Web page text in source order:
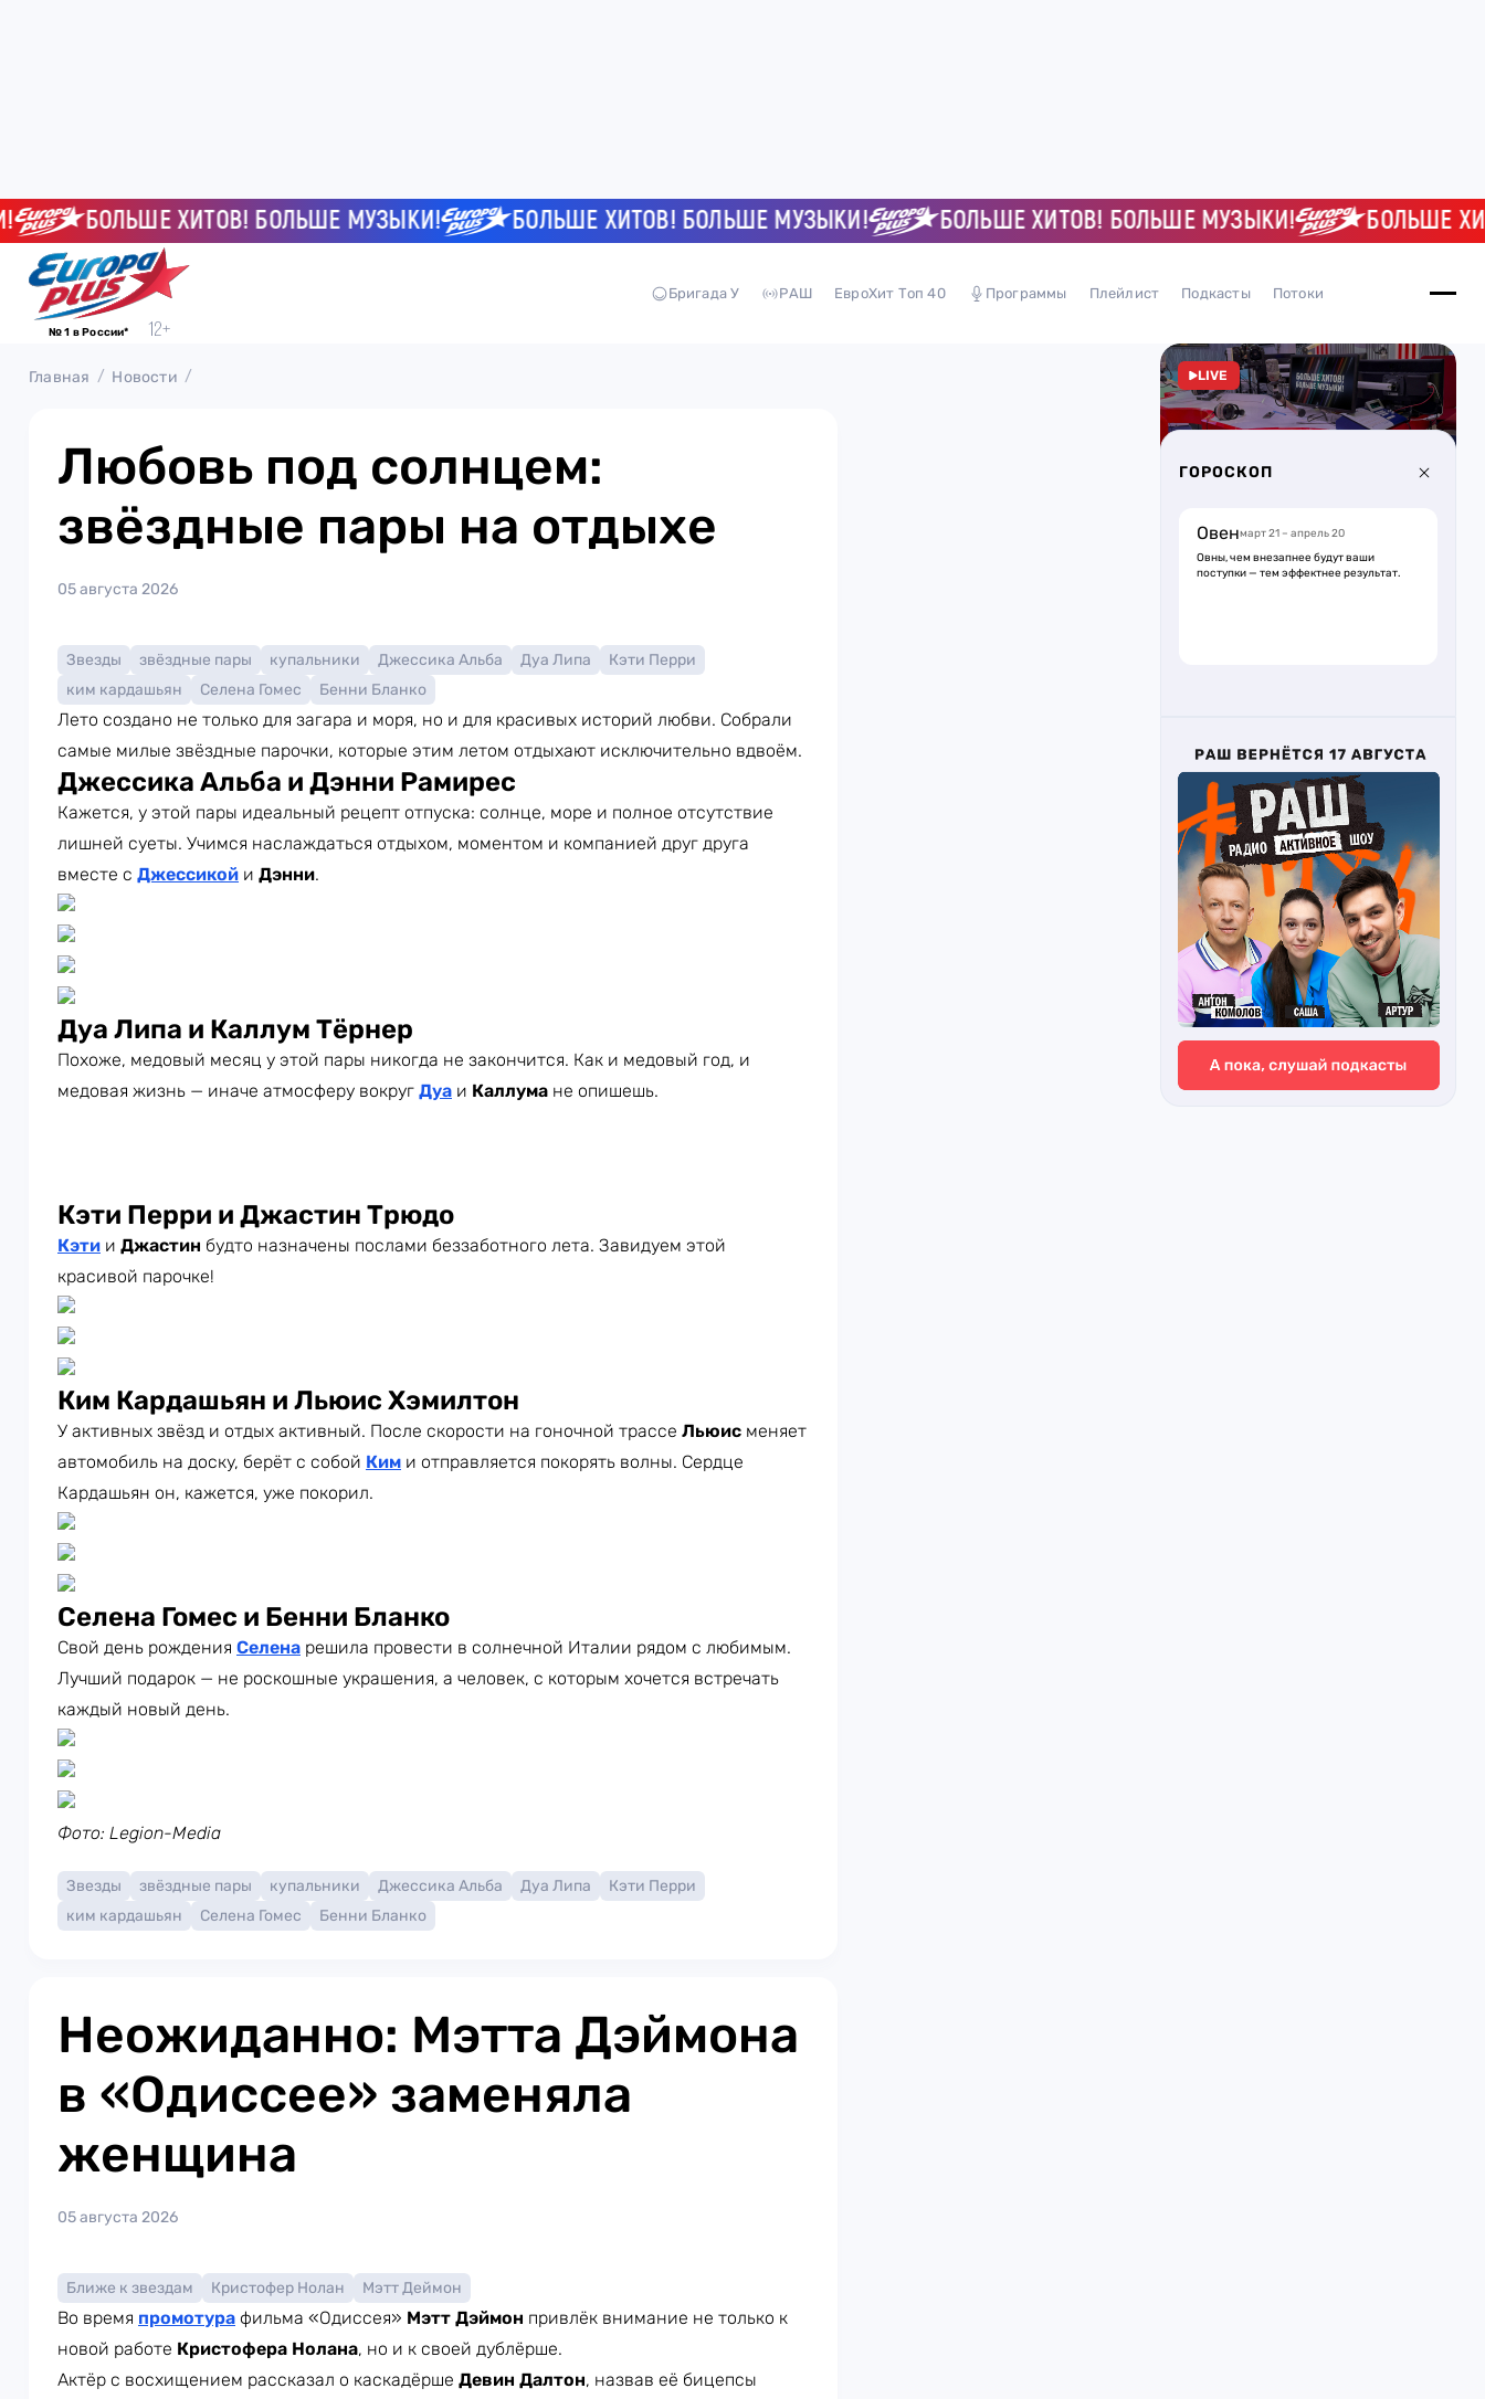
БОЛЬШЕ ХИТОВ! БОЛЬШЕ МУЗЫКИ! БОЛЬШЕ ХИТОВ! БОЛЬШЕ МУЗЫКИ! БОЛЬШЕ ХИТОВ! БОЛЬШЕ МУЗЫКИ! БОЛЬШЕ
№ 1 в России*
Бригада У РАШ ЕвроХит Топ 40 Программы Плейлист Подкасты Потоки
Главная Новости
Любовь под солнцем:
звёздные пары на отдыхе
05 августа 2026
Звезды звёздные пары купальники Джессика Альба Дуа Липа
Кэти Перри
ким кардашьян
Селена Гомес Бенни Бланко
Лето создано не только для загара и моря, но и для красивых историй любви. Собрали
самые милые звёздные парочки, которые этим летом отдыхают исключительно вдвоём.
Джессика Альба и Дэнни Рамирес
Кажется, у этой пары идеальный рецепт отпуска: солнце, море и полное отсутствие
лишней суеты. Учимся наслаждаться отдыхом, моментом и компанией друг друга
вместе с Джессикой и Дэнни.
Дуа Липа и Каллум Тёрнер
Похоже, медовый месяц у этой пары никогда не закончится. Как и медовый год, и
медовая жизнь — иначе атмосферу вокруг Дуа и Каллума не опишешь.
Кэти Перри и Джастин Трюдо
Кэти и Джастин будто назначены послами беззаботного лета. Завидуем этой
красивой парочке!
Ким Кардашьян и Льюис Хэмилтон
У активных звёзд и отдых активный. После скорости на гоночной трассе Льюис меняет
автомобиль на доску, берёт с собой Ким и отправляется покорять волны. Сердце
Кардашьян он, кажется, уже покорил.
Селена Гомес и Бенни Бланко
Свой день рождения Селена решила провести в солнечной Италии рядом с любимым.
Лучший подарок — не роскошные украшения, а человек, с которым хочется встречать
каждый новый день.
Фото: Legion-Media
Звезды звёздные пары купальники Джессика Альба Дуа Липа
Кэти Перри
ким кардашьян
Селена Гомес Бенни Бланко
Неожиданно: Мэтта Дэймона
в «Одиссее» заменяла
женщина
05 августа 2026
Ближе к звездам Кристофер Нолан Мэтт Деймон
Во время промотура фильма «Одиссея» Мэтт Дэймон привлёк внимание не только к
новой работе Кристофера Нолана, но и к своей дублёрше.
Актёр с восхищением рассказал о каскадёрше Девин Далтон, назвав её бицепсы
LIVE
ГОРОСКОП
Овенмарт 21 – апрель 20
Овны, чем внезапнее будут ваши
поступки — тем эффектнее результат.